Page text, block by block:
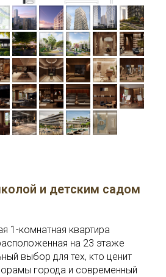
и детским садом
1-комнатная квартира
на 23 этаже
выбор для тех, кто ценит
города и современный